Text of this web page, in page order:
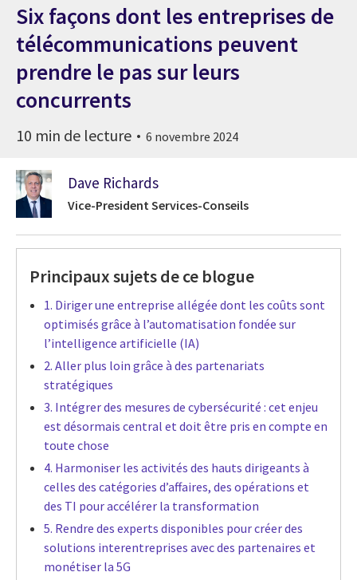
Six façons dont les entreprises de
télécommunications peuvent
prendre le pas sur leurs
concurrents
10 min de lecture 6 novembre 2024
Dave Richards
Vice-President Services-Conseils
Principaux sujets de ce blogue
1. Diriger une entreprise allégée dont les coûts sont
optimisés grâce à l’automatisation fondée sur
l’intelligence artificielle (IA)
2. Aller plus loin grâce à des partenariats
stratégiques
3. Intégrer des mesures de cybersécurité : cet enjeu
est désormais central et doit être pris en compte en
toute chose
4. Harmoniser les activités des hauts dirigeants à
celles des catégories d’affaires, des opérations et
des TI pour accélérer la transformation
5. Rendre des experts disponibles pour créer des
solutions interentreprises avec des partenaires et
monétiser la 5G